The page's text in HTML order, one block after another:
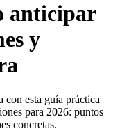
anticipar
y
esta guía práctica
para 2026: puntos
concretas.